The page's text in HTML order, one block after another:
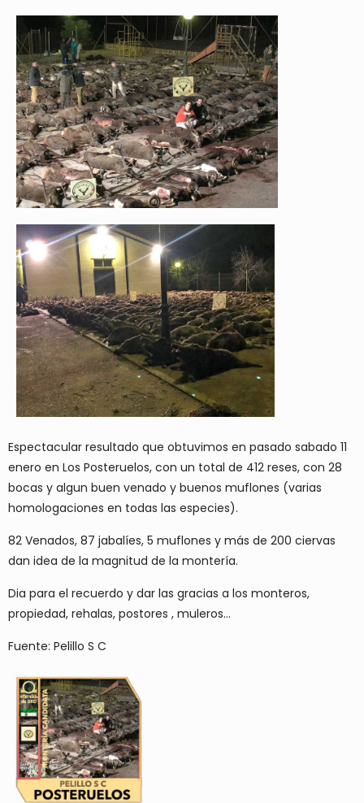
Espectacular resultado que obtuvimos en pasado sabado 11
enero en Los Posteruelos, con un total de 412 reses, con 28
bocas y algun buen venado y buenos muflones (varias
homologaciones en todas las especies).
82 Venados, 87 jabalíes, 5 muflones y más de 200 ciervas
dan idea de la magnitud de la montería.
Dia para el recuerdo y dar las gracias a los monteros,
propiedad, rehalas, postores , muleros…
Fuente: Pelillo S C